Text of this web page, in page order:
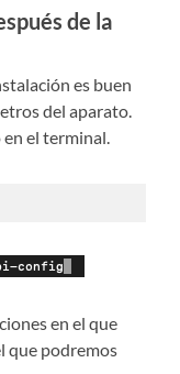
de la
es buen
del aparato.
el terminal.
en el que
que podremos